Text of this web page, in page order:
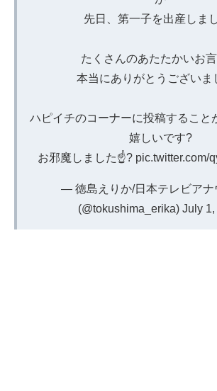
先日、第一子を出産しま
たくさんのあたたかいお言
本当にありがとうございま
ハピイチのコーナーに投稿すること
嬉しいです?
お邪魔しました☝? pic.twitter.com/
— 徳島えりか/日本テレビアナ
(@tokushima_erika) July